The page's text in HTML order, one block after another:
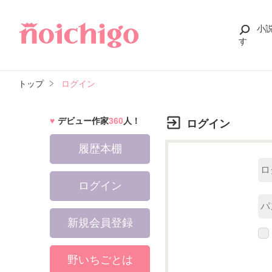
小
す
トップ ログイン
ログイン
デビュー作家360人！
履歴本棚
ログイン
新規会員登録
野いちごとは